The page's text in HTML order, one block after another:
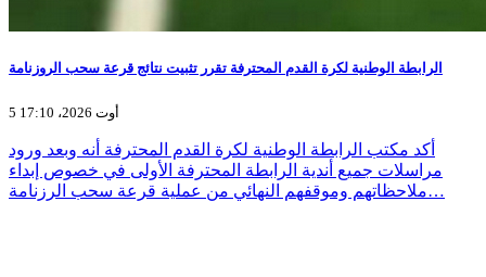
الرابطة الوطنية لكرة القدم المحترفة تقرر تثبيت نتائج قرعة سحب الروزنامة
5 أوت 2026، 17:10
أكد مكتب الرابطة الوطنية لكرة القدم المحترفة أنه وبعد ورود
مراسلات جميع أندية الرابطة المحترفة الأولى في خصوص إبداء
ملاحظاتهم وموقفهم النهائي من عملية قرعة سحب الرزنامة…